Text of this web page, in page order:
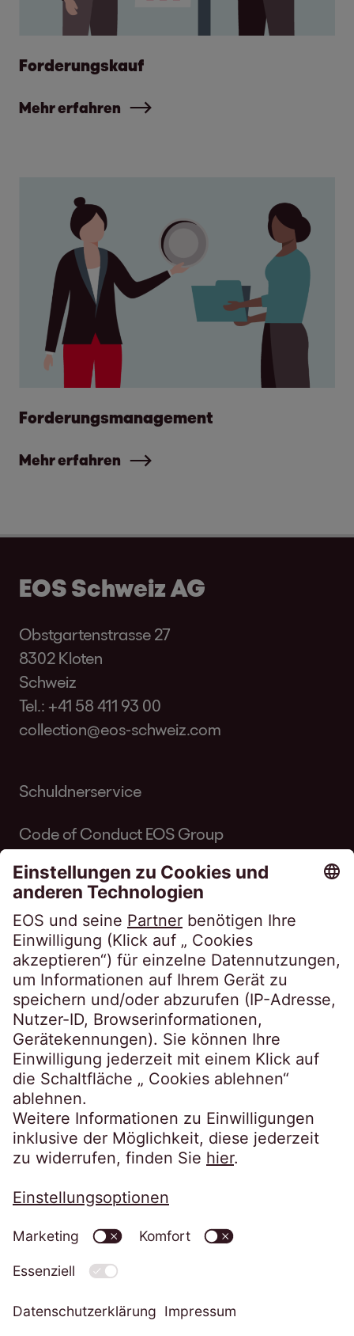
Forderungskauf
Mehr erfahren
Forderungsmanagement
Mehr erfahren
EOS Schweiz AG
Obstgartenstrasse 27
8302 Kloten
Schweiz
Tel.: +41 58 411 93 00
collection@eos-schweiz.com
Schuldnerservice
Code of Conduct EOS Group
Code of Conduct Inkasso Suisse
Linkedin EOS Schweiz
Kundenportale
EOSdirect
SECUREtransfer